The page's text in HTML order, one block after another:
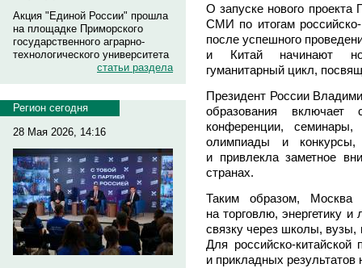
Акция "Единой России" прошла
на площадке Приморского
государственного аграрно-
технологического университета
статьи раздела
Регион сегодня
28 Мая 2026, 14:16
О запуске нового проекта
СМИ по итогам российско-
после успешного
и Китай начинают
гуманитарный цикл,
Президент России
образования
конференции, семинары,
олимпиады и
и привлекла заметное
странах.
Таким образом,
на торговлю, энергетику и
связку через школы,
Для российско-
и прикладных результатов